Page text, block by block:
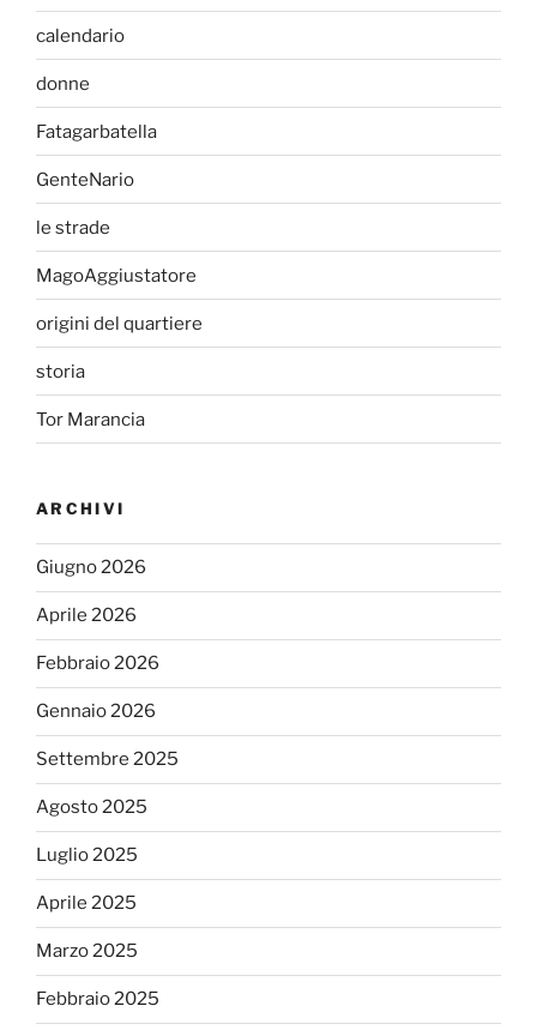
calendario
donne
Fatagarbatella
GenteNario
le strade
MagoAggiustatore
origini del quartiere
storia
Tor Marancia
ARCHIVI
Giugno 2026
Aprile 2026
Febbraio 2026
Gennaio 2026
Settembre 2025
Agosto 2025
Luglio 2025
Aprile 2025
Marzo 2025
Febbraio 2025